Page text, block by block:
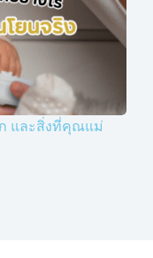
ก และสิ่งที่คุณแม่